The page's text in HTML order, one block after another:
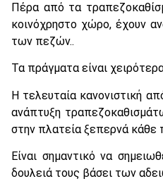
Πέρα από τα
κοινόχρηστο χώρο, έχουν
των πεζών..
Τα πράγματα είναι
Η τελευταία κανονιστική
ανάπτυξη
στην πλατεία ξεπερνά κάθε
Είναι σημαντικό να
δουλειά τους βάσει των